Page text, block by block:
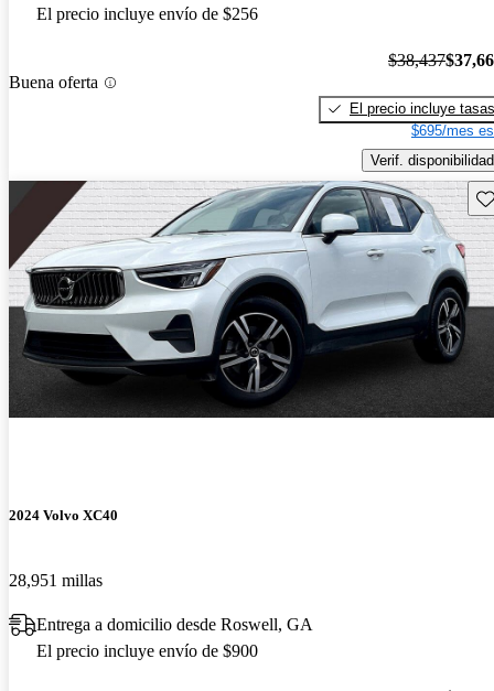
El precio incluye envío de $256
Buena oferta
$38,437
El precio incluye tasas
$695/mes
Verif. disponibilidad
2024 Volvo XC40
28,951 millas
Entrega a domicilio desde Roswell, GA
El precio incluye envío de $900